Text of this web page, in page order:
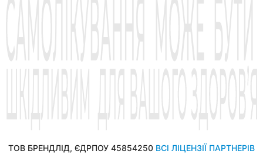
ТОВ БРЕНДЛІД, ЄДРПОУ 45854250 ВСІ ЛІЦЕНЗІЇ ПАРТНЕРІВ